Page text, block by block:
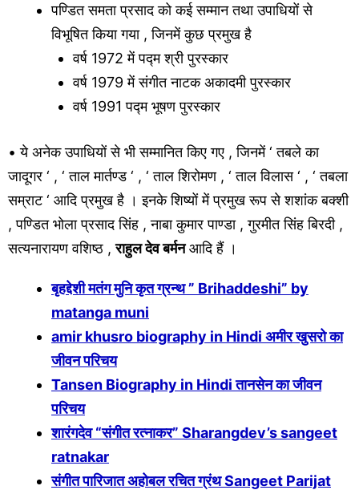
पण्डित समता प्रसाद को कई सम्मान तथा उपाधियों से
विभूषित किया गया , जिनमें कुछ प्रमुख है
वर्ष 1972 में पद्म श्री पुरस्कार
वर्ष 1979 में संगीत नाटक अकादमी पुरस्कार
वर्ष 1991 पद्म भूषण पुरस्कार
• ये अनेक उपाधियों से भी सम्मानित किए गए , जिनमें ‘ तबले का
जादूगर ‘ , ‘ ताल मार्तण्ड ‘ , ‘ ताल शिरोमण , ‘ ताल विलास ‘ , ‘ तबला
सम्राट ‘ आदि प्रमुख है । इनके शिष्यों में प्रमुख रूप से शशांक बक्शी
, पण्डित भोला प्रसाद सिंह , नाबा कुमार पाण्डा , गुरमीत सिंह बिरदी ,
सत्यनारायण वशिष्ठ ,राहुल देव बर्मनआदि हैं ।
बृहद्देशी मतंग मुनि कृत ग्रन्थ ” Brihaddeshi” by
matanga muni
amir khusro biography in Hindi अमीर खुसरो का
जीवन परिचय
Tansen Biography in Hindi तानसेन का जीवन
परिचय
शारंगदेव “संगीत रत्नाकर” Sharangdev’s sangeet
ratnakar
संगीत पारिजात अहोबल रचित ग्रंथ Sangeet Parijat